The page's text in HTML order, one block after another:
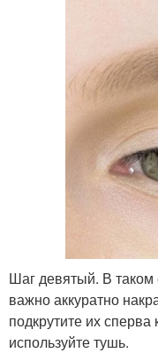
Шаг девятый. В таком
важно аккуратно
подкрутите их сперва
используйте тушь.